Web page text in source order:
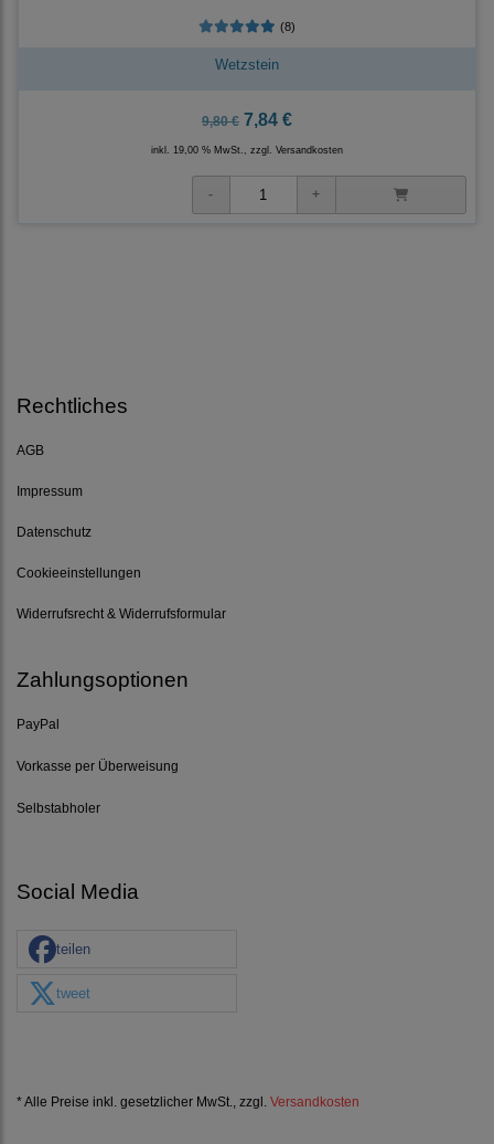
(8)
Wetzstein
9,80 € 7,84 €
inkl. 19,00 % MwSt., zzgl. Versandkosten
Rechtliches
AGB
Impressum
Datenschutz
Cookieeinstellungen
Widerrufsrecht & Widerrufsformular
Zahlungsoptionen
PayPal
Vorkasse per Überweisung
Selbstabholer
Social Media
teilen
tweet
* Alle Preise inkl. gesetzlicher MwSt., zzgl. Versandkosten